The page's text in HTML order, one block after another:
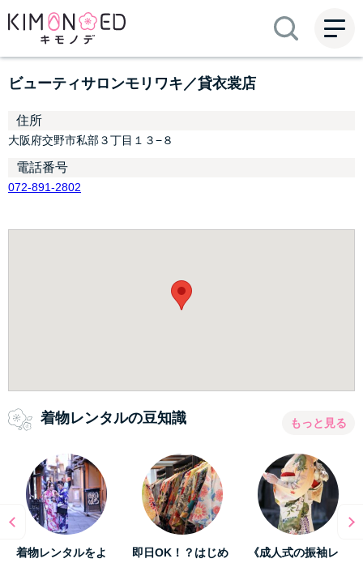
ME
NU
ビューティサロンモリワキ／貸衣裳店
住所
大阪府交野市私部３丁目１３−８
電話番号
072-891-2802
着物レンタルの豆知識 もっと見る
着物レンタルをよ
即日OK！？はじめ
《成人式の振袖レ